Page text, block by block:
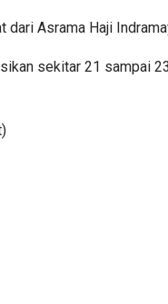
Asrama Haji
sekitar 21 sampai